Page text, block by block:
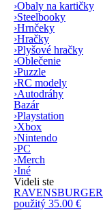
›Obaly na kartičky
›Steelbooky
›Hrnčeky
›Hračky
›Plyšové hračky
›Oblečenie
›Puzzle
›RC modely
›Autodráhy
Bazár
›Playstation
›Xbox
›Nintendo
›PC
›Merch
›Iné
Videli ste
RAVENSBURGER
použitý 35.00 €